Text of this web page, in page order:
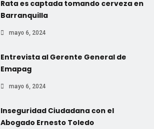
Rata es captada tomando cerveza en
Barranquilla
mayo 6, 2024
Entrevista al Gerente General de
Emapag
mayo 6, 2024
Inseguridad Ciudadana con el
Abogado Ernesto Toledo